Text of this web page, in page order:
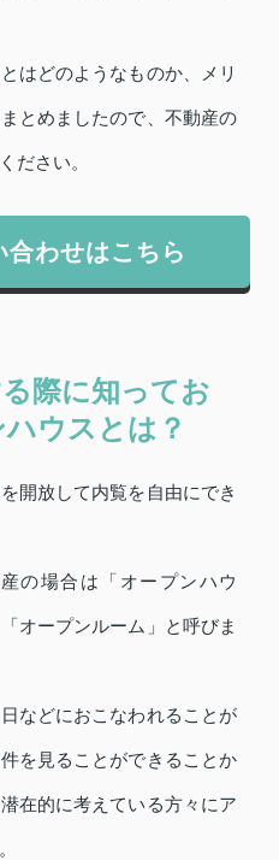
はどのようなものか、メリ
とめましたので、不動産の
ださい。
わせはこちら
際に知ってお
ウスとは？
開放して内覧を自由にでき
の場合は「オープンハウ
オープンルーム」と呼びま
などにおこなわれることが
を見ることができることか
在的に考えている方々にア